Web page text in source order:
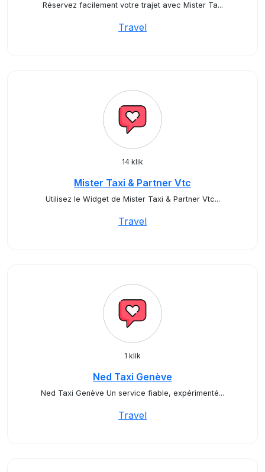
Réservez facilement votre trajet avec Mister Ta...
Travel
14 klik
Mister Taxi & Partner Vtc
Utilisez le Widget de Mister Taxi & Partner Vtc...
Travel
1 klik
Ned Taxi Genève
Ned Taxi Genève Un service fiable, expérimenté...
Travel